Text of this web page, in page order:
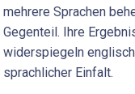
mehrere Sprachen
Gegenteil. Ihre
widerspiegeln
sprachlicher Einfalt.